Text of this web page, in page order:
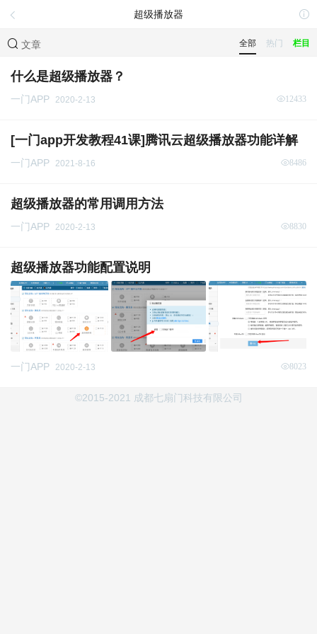
超级播放器
文章 全部 热门 栏目
什么是超级播放器？
一门APP 2020-2-13 12433
[一门app开发教程41课]腾讯云超级播放器功能详解
一门APP 2021-8-16 8486
超级播放器的常用调用方法
一门APP 2020-2-13 8830
超级播放器功能配置说明
一门APP 2020-2-13 8023
©2015-2021 成都七扇门科技有限公司